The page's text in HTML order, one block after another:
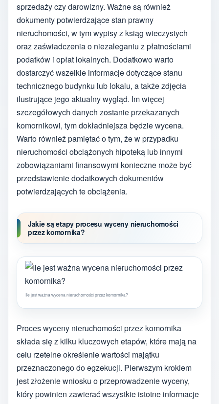
sprzedaży czy darowizny. Ważne są również
dokumenty potwierdzające stan prawny
nieruchomości, w tym wypisy z ksiąg wieczystych
oraz zaświadczenia o niezaleganiu z płatnościami
podatków i opłat lokalnych. Dodatkowo warto
dostarczyć wszelkie informacje dotyczące stanu
technicznego budynku lub lokalu, a także zdjęcia
ilustrujące jego aktualny wygląd. Im więcej
szczegółowych danych zostanie przekazanych
komornikowi, tym dokładniejsza będzie wycena.
Warto również pamiętać o tym, że w przypadku
nieruchomości obciążonych hipoteką lub innymi
zobowiązaniami finansowymi konieczne może być
przedstawienie dodatkowych dokumentów
potwierdzających te obciążenia.
Jakie są etapy procesu wyceny nieruchomości
przez komornika?
Ile jest ważna wycena nieruchomości przez komornika?
Proces wyceny nieruchomości przez komornika
składa się z kilku kluczowych etapów, które mają na
celu rzetelne określenie wartości majątku
przeznaczonego do egzekucji. Pierwszym krokiem
jest złożenie wniosku o przeprowadzenie wyceny,
który powinien zawierać wszystkie istotne informacje